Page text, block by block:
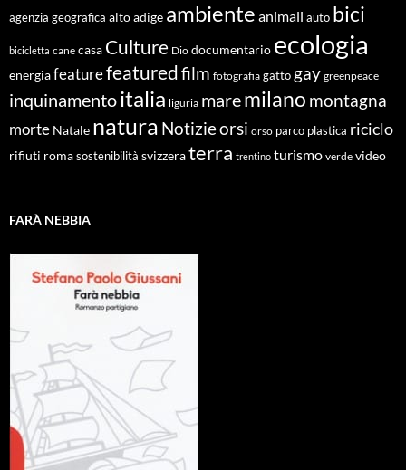
agenzia geografica alto adige ambiente animali auto bici
bicicletta cane casa Culture Dio documentario ecologia
energiafeaturefeaturedfilm fotografia gatto gay greenpeace
inquinamentoitalia liguria maremilano montagna
morte Natale natura Notizieorsi orso parco plastica riciclo
rifiuti roma sostenibilità svizzeraterra trentino turismo verde video
FARÀ NEBBIA